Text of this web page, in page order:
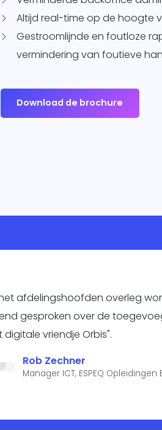
Altijd real-time op de hoogte
Gestroomlijnde en foutloze
vermindering van foutieve
Download de brochure
afdelingshoofden overleg
gesproken over de
digitale vriendje Orbis".
Rob Zechner
Manager ICT, ESPEQ Opleidingen